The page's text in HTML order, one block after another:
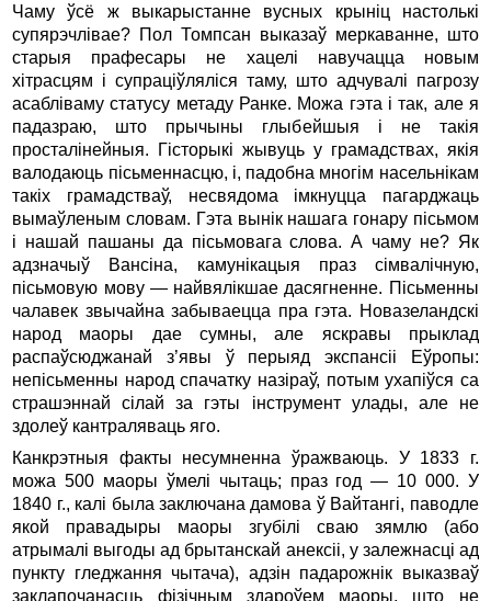
Чаму ўсё ж выкарыстанне вусных крыніц настолькі
супярэчлівае? Пол Томпсан выказаў меркаванне, што
старыя прафесары не хацелі навучацца новым
хітрасцям і супраціўляліся таму, што адчувалі пагрозу
асабліваму статусу метаду Ранке. Можа гэта і так, але я
падазраю, што прычыны глыбейшыя і не такія
просталінейныя. Гісторыкі жывуць у грамадствах, якія
валодаюць пісьменнасцю, і, падобна многім насельнікам
такіх грамадстваў, несвядома імкнуцца пагарджаць
вымаўленым словам. Гэта вынік нашага гонару пісьмом
і нашай пашаны да пісьмовага слова. А чаму не? Як
адзначыў Вансіна, камунікацыя праз сімвалічную,
пісьмовую мову — найвялікшае дасягненне. Пісьменны
чалавек звычайна забываецца пра гэта. Новазеландскі
народ маоры дае сумны, але яскравы прыклад
распаўсюджанай з’явы ў перыяд экспансіі Еўропы:
непісьменны народ спачатку назіраў, потым ухапіўся са
страшэннай сілай за гэты інструмент улады, але не
здолеў кантраляваць яго.
Канкрэтныя факты несумненна ўражваюць. У 1833 г.
можа 500 маоры ўмелі чытаць; праз год — 10 000. У
1840 г., калі была заключана дамова ў Вайтангі, паводле
якой правадыры маоры згубілі сваю зямлю (або
атрымалі выгоды ад брытанскай анексіі, у залежнасці ад
пункту гледжання чытача), адзін падарожнік выказваў
заклапочанасць фізічным здароўем маоры, што не